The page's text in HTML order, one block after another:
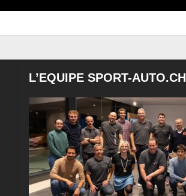
L’EQUIPE SPORT-AUTO.CH